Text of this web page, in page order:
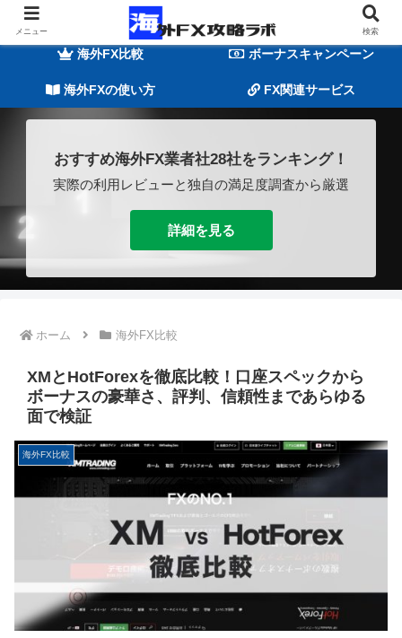
海外FXの基礎知識
海外FX比較 ボーナスキャンペーン
海外FXの使い方 FX関連サービス
おすすめ海外FX業者社28社をランキング！
実際の利用レビューと独自の満足度調査から厳選
詳細を見る
ホーム 海外FX比較
XMとHotForexを徹底比較！口座スペックから
ボーナスの豪華さ、評判、信頼性まであらゆる
面で検証
海外FX比較
メニュー 検索